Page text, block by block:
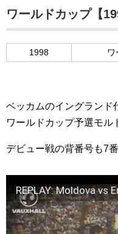
ワールドカップ【
1998 ワ
ベッカムのイングランド
ワールドカップ予選モル
デビュー戦の背番号も7番